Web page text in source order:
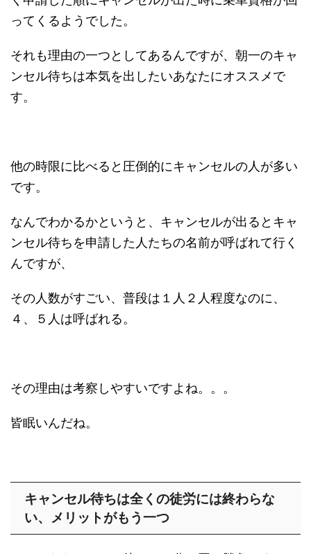
ってくるようでした。
それも理由の一つとしてあるんですが、朝一のキャ
ンセル待ちは本気を出したいあなたにオススメで
す。
他の時限に比べると圧倒的にキャンセルの人が多い
です。
なんでわかるかというと、キャンセルが出るとキャ
ンセル待ちを申請した人たちの名前が呼ばれて行く
んですが、
その人数がすごい、普段は１人２人程度なのに、
４、５人は呼ばれる。
その理由は考察しやすいですよね。。。
皆眠いんだね。
キャンセル待ちは全くの徒労には終わらな
い、メリットがもう一つ